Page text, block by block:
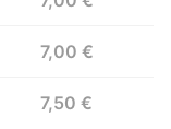
7,00 €
7,50 €